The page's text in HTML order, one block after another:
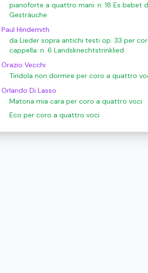
pianoforte a quattro mani: n. 18 Es bebet
Gesträuche
Paul Hindemith
da Lieder sopra antichi testi op. 33 per
cappella: n. 6 Landsknechtstrinklied
Orazio Vecchi
Tiridola non dormire per coro a quattro
Orlando Di Lasso
Matona mia cara per coro a quattro voci
Eco per coro a quattro voci